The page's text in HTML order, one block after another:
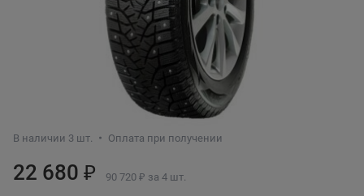
В наличии 3 шт. Оплата при получении
22 680 ₽ 90 720 ₽ за 4 шт.